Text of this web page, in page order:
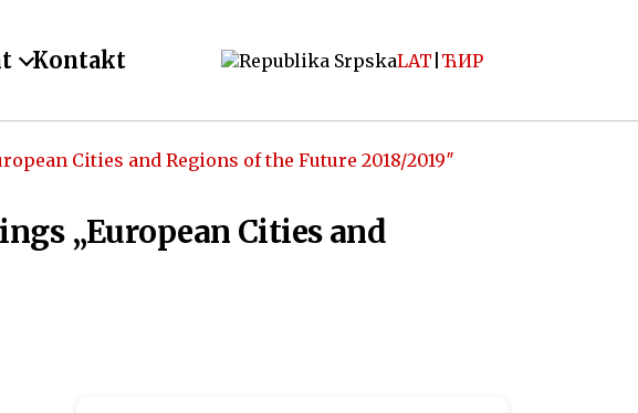
Kontakt LAT ЋИР
Cities and Regions of the Future 2018/2019″
„European Cities and